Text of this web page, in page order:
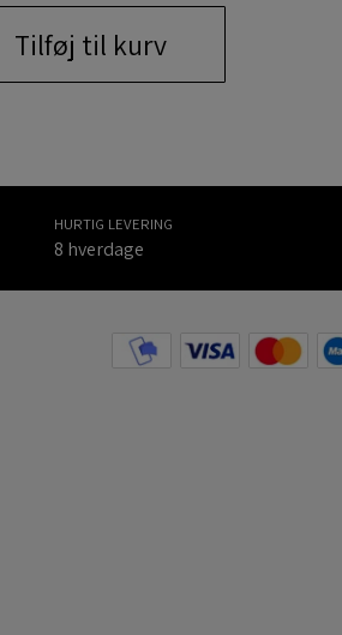
Tilføj til kurv
HURTIG LEVERING
8 hverdage